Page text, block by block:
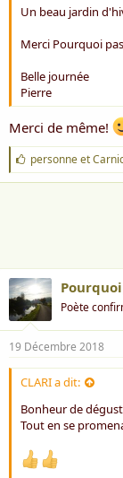
Un beau jardin
Merci Pourquoi
Belle journée
Pierre
Merci de même!
J
'
a
personneet
Poète
19 Décembre 2018
CLARI a dit:
Bonheur de
Tout en se